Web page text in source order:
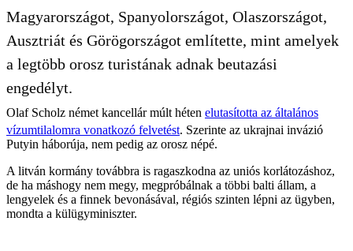
Magyarországot, Spanyolországot, Olaszországot,
Ausztriát és Görögországot említette, mint amelyek
a legtöbb orosz turistának adnak beutazási
engedélyt.
Olaf Scholz német kancellár múlt héten elutasította az általános
vízumtilalomra vonatkozó felvetést. Szerinte az ukrajnai invázió
Putyin háborúja, nem pedig az orosz népé.
A litván kormány továbbra is ragaszkodna az uniós korlátozáshoz,
de ha máshogy nem megy, megpróbálnak a többi balti állam, a
lengyelek és a finnek bevonásával, régiós szinten lépni az ügyben,
mondta a külügyminiszter.